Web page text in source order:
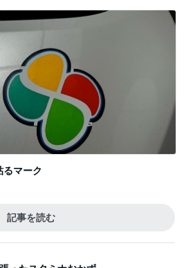
マーク
記事を読む